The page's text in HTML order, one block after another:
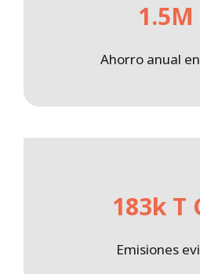
1.5M
Ahorro anual
183k T
Emisiones